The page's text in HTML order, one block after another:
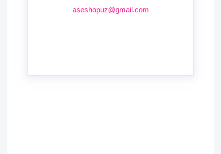
aseshopuz@gmail.com